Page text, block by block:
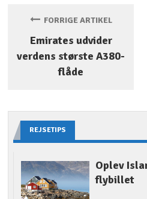
FORRIGE ARTIKEL
Emirates udvider
verdens største A380-
flåde
REJSETIPS
Oplev
flybillet